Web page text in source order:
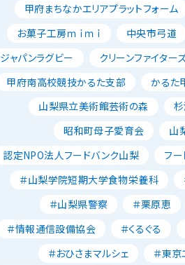
甲府まちなかエリアプラットフォーム
お菓子工房ｍｉｍｉ
中央市弓道
ジャパンラグビー
クリーンファイター
甲府南高校競技かるた支部
かるた
山梨県立美術館芸術の森
昭和町母子愛育会
山
認定NPO法人フードバンク山梨
フー
＃山梨学院短期大学食物栄養科
＃山梨県警察
＃栗原恵
＃情報通信設備協会
＃くるぐる
＃おひさまマルシェ
＃東京